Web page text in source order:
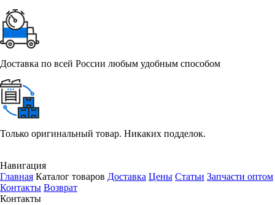
Доставка по всей России любым удобным способом
Только оригинальный товар. Никаких подделок.
Навигация
Главная Каталог товаров Доставка Цены Статьи Запчасти оптом
Контакты Возврат
Контакты